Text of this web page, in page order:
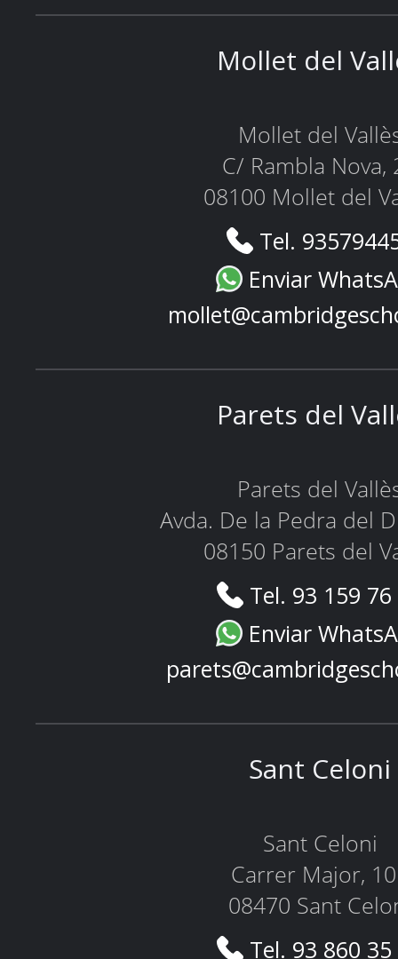
Mollet del
Mollet del
C/ Rambla Nova,
08100 Mollet del
Tel.
Enviar
Parets del
Parets del
Avda. De la Pedra del
08150 Parets del
Tel. 93 159
Enviar
Sant Celoni
Sant Celoni
Carrer Major,
08470 Sant
Tel. 93 860